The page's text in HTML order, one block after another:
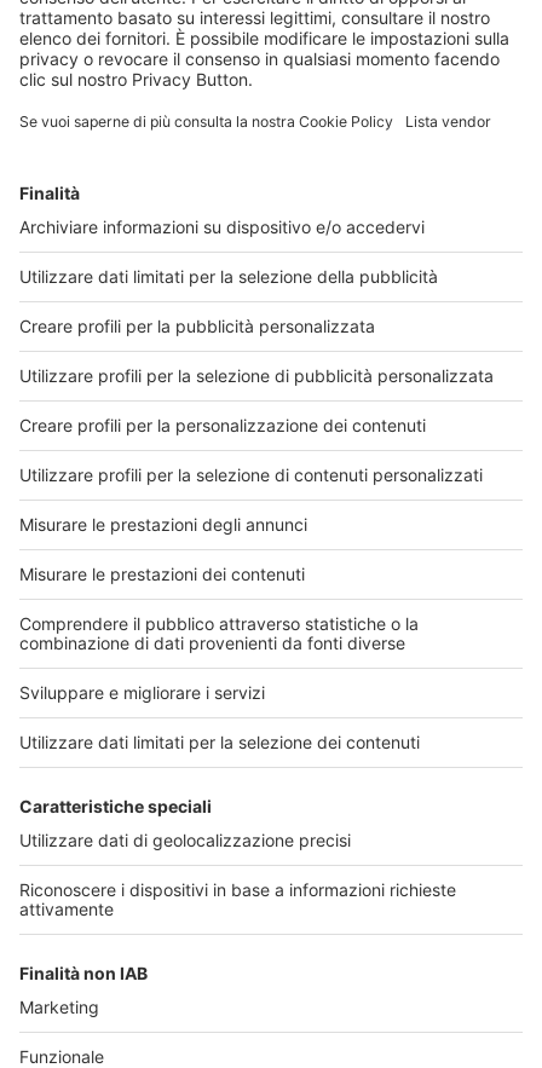
Acquista la versione cartacea
Numero successivo Numero precente
Chi